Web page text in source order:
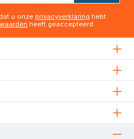
u onze privacyverklaring hebt
heeft geaccepteerd.